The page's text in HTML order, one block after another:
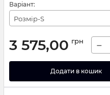
Варіант:
Розмір-S
3 575,00 грн −
Додати в кошик